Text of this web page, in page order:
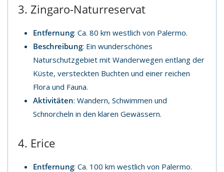
3. Zingaro-Naturreservat
Entfernung: Ca. 80 km westlich von Palermo.
Beschreibung: Ein wunderschönes
Naturschutzgebiet mit Wanderwegen entlang der
Küste, versteckten Buchten und einer reichen
Flora und Fauna.
Aktivitäten: Wandern, Schwimmen und
Schnorcheln in den klaren Gewässern.
4. Erice
Entfernung: Ca. 100 km westlich von Palermo.